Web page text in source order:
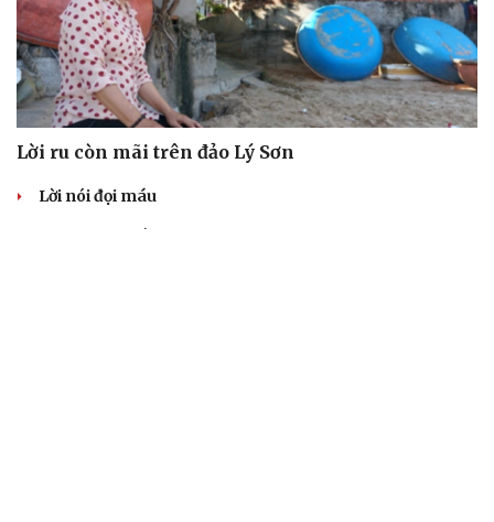
Lời ru còn mãi trên đảo Lý Sơn
Lời nói đọi máu